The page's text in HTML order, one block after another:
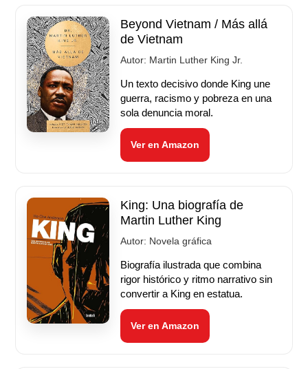
Beyond Vietnam / Más allá
de Vietnam
Autor: Martin Luther King Jr.
Un texto decisivo donde King une
guerra, racismo y pobreza en una
sola denuncia moral.
Ver en Amazon
King: Una biografía de
Martin Luther King
Autor: Novela gráfica
Biografía ilustrada que combina
rigor histórico y ritmo narrativo sin
convertir a King en estatua.
Ver en Amazon